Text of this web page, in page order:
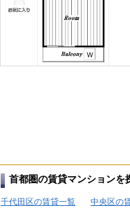
首都圏の賃貸マンションを
千代田区の賃貸一覧
中央区の